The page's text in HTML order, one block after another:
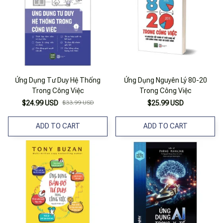
Ứng Dụng Tư Duy Hệ Thống
Trong Công Việc
$24.99 USD $33.99 USD
ADD TO CART
Ứng Dụng Nguyên Lý 80-20
Trong Công Việc
$25.99 USD
ADD TO CART